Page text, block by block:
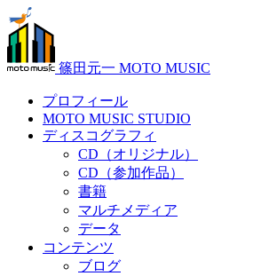
篠田元一 MOTO MUSIC
プロフィール
MOTO MUSIC STUDIO
ディスコグラフィ
CD（オリジナル）
CD（参加作品）
書籍
マルチメディア
データ
コンテンツ
ブログ